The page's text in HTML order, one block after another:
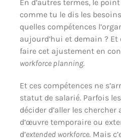
En d’autres termes, le
comme tu le dis les
quelles compétences
aujourd’hui et demain ? Et
faire cet ajustement en
workforce planning.
Et ces compétences ne
statut de salarié. Parfois
décider d’aller les
d’œuvre temporaire ou
d’extended workforce. Mais